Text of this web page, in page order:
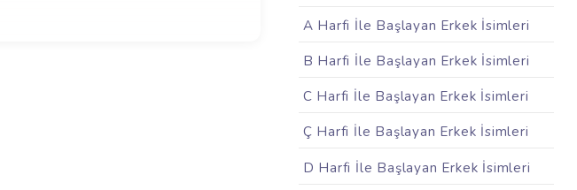
A Harfi İle Başlayan Erkek İsimleri
B Harfi İle Başlayan Erkek İsimleri
C Harfi İle Başlayan Erkek İsimleri
Ç Harfi İle Başlayan Erkek İsimleri
D Harfi İle Başlayan Erkek İsimleri